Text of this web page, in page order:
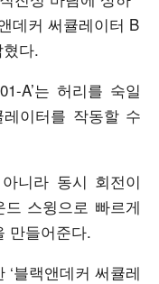
데커 써큘레이터 B
다.
A’는 허리를 숙일
이터를 작동할 수
니라 동시 회전이
스윙으로 빠르게
만들어준다.
‘블랙앤데커 써큘레